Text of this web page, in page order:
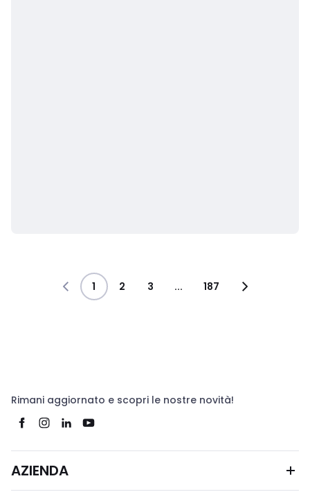
1 2 3 ... 187
Rimani aggiornato e scopri le nostre novità!
AZIENDA